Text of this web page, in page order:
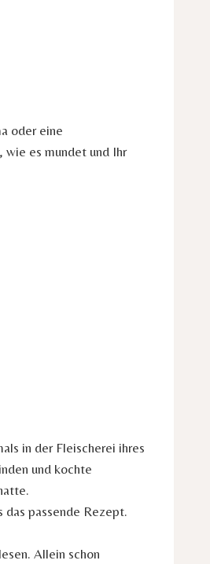
oder eine
wie es mundet und Ihr
in der Fleischerei ihres
und kochte
passende Rezept.
Allein schon